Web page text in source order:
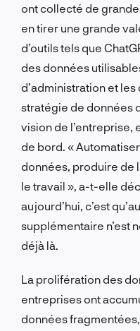
ont collecté de
en tirer une grande
d’outils tels que
des données
d’administration et
stratégie de données
vision de l’entreprise,
de bord. «
données, produire de
le travail », a-t-elle
aujourd’hui, c’est
supplémentaire n’est
déjà là.
La prolifération des
entreprises ont
données